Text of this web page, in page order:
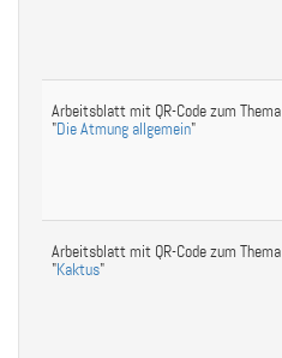
Arbeitsblatt mit QR-Code zum Thema
"Die Atmung allgemein"
Arbeitsblatt mit QR-Code zum Thema
"Kaktus"